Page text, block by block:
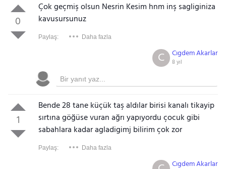
0
Çok geçmiş olsun Nesrin Kesim hnm inş sagliginiza
kavusursunuz
Paylaş: Daha fazla
Cıgdem Akarlar
8 yıl
C
1
Bende 28 tane küçük taş aldılar birisi kanalı tikayip
sırtına göğüse vuran ağrı yapıyordu çocuk gibi
sabahlara kadar agladigimj bilirim çok zor
Paylaş: Daha fazla
Cıgdem Akarlar